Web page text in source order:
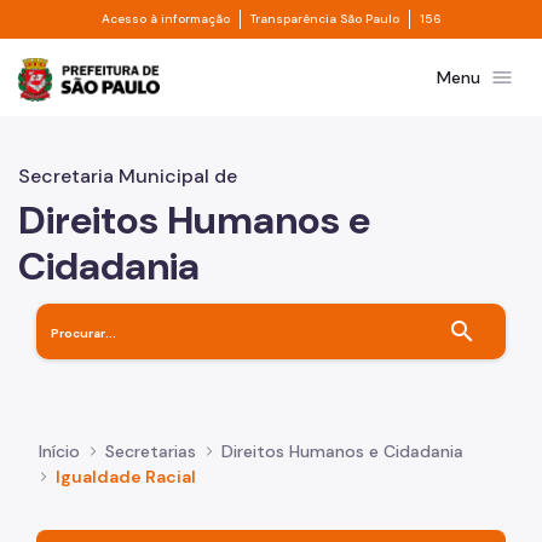
Pular para o Conteúdo principal
Acesso à informação Divisor de acesso à informação
Transparência São Paulo Divisor de
156
Prefeitura de São PauloMenu menu
Secretaria Municipal de
Direitos Humanos e
Cidadania
search
Início Secretarias
Direitos Humanos e Cidadania
Igualdade Racial